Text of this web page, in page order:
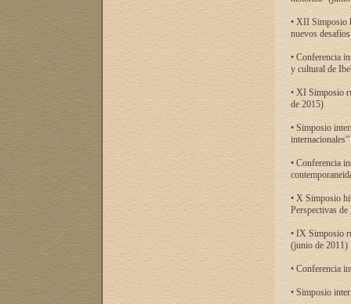
• XII Simposio
nuevos
• Conferencia
y cultural de
• XI Simposio
de 2015)
• Simposio
• Conferencia
• X Simposio
Perspectivas
• IX Simposio
(junio de 2011)
• Conferencia
• Simposio